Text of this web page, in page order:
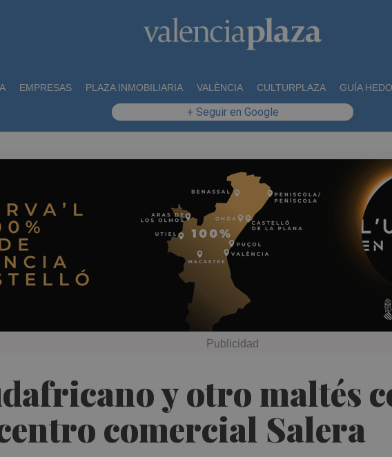
EMPRESAS PLAZA INMOBILIARIA VALÈNCIA CULTURPLAZA GUÍA
+ Seguir en Google
y otro maltés
comercial Salera